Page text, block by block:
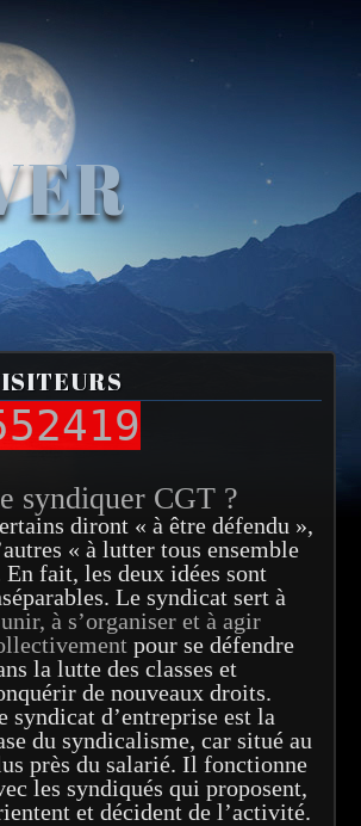
syndiquer CGT ?
diront « à être défendu »,
« à lutter tous ensemble
En fait, les deux idées sont
Le syndicat sert à
à s’organiser et à agir
pour se défendre
la lutte des classes et
de nouveaux droits.
syndicat d’entreprise est la
du syndicalisme, car situé au
près du salarié. Il fonctionne
les syndiqués qui proposent,
et décident de l’activité.